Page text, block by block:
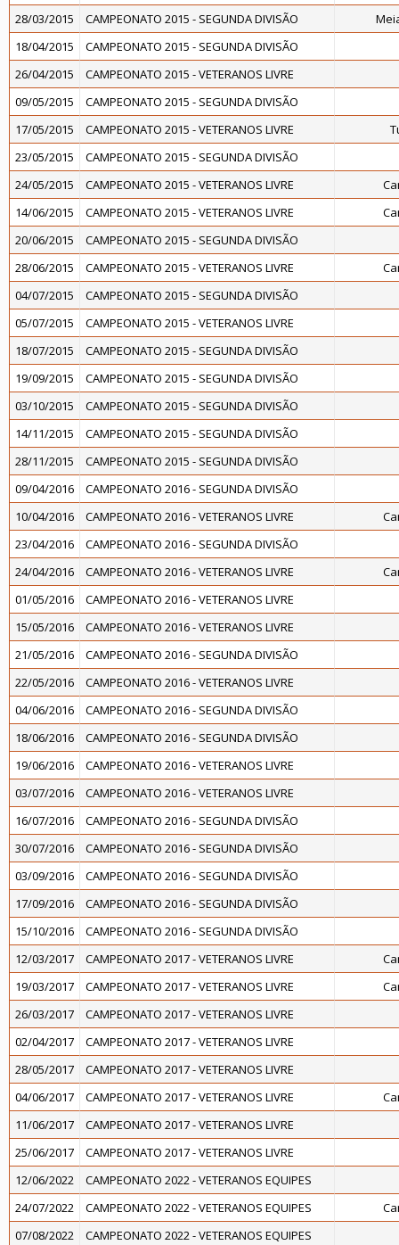
28/03/2015
CAMPEONATO 2015 - SEGUNDA DIVISÃO
18/04/2015
CAMPEONATO 2015 - SEGUNDA DIVISÃO
26/04/2015
CAMPEONATO 2015 - VETERANOS LIVRE
09/05/2015
CAMPEONATO 2015 - SEGUNDA DIVISÃO
17/05/2015
CAMPEONATO 2015 - VETERANOS LIVRE
23/05/2015
CAMPEONATO 2015 - SEGUNDA DIVISÃO
24/05/2015
CAMPEONATO 2015 - VETERANOS LIVRE
14/06/2015
CAMPEONATO 2015 - VETERANOS LIVRE
20/06/2015
CAMPEONATO 2015 - SEGUNDA DIVISÃO
28/06/2015
CAMPEONATO 2015 - VETERANOS LIVRE
04/07/2015
CAMPEONATO 2015 - SEGUNDA DIVISÃO
05/07/2015
CAMPEONATO 2015 - VETERANOS LIVRE
18/07/2015
CAMPEONATO 2015 - SEGUNDA DIVISÃO
19/09/2015
CAMPEONATO 2015 - SEGUNDA DIVISÃO
03/10/2015
CAMPEONATO 2015 - SEGUNDA DIVISÃO
14/11/2015
CAMPEONATO 2015 - SEGUNDA DIVISÃO
28/11/2015
CAMPEONATO 2015 - SEGUNDA DIVISÃO
09/04/2016
CAMPEONATO 2016 - SEGUNDA DIVISÃO
10/04/2016
CAMPEONATO 2016 - VETERANOS LIVRE
23/04/2016
CAMPEONATO 2016 - SEGUNDA DIVISÃO
24/04/2016
CAMPEONATO 2016 - VETERANOS LIVRE
01/05/2016
CAMPEONATO 2016 - VETERANOS LIVRE
15/05/2016
CAMPEONATO 2016 - VETERANOS LIVRE
21/05/2016
CAMPEONATO 2016 - SEGUNDA DIVISÃO
22/05/2016
CAMPEONATO 2016 - VETERANOS LIVRE
04/06/2016
CAMPEONATO 2016 - SEGUNDA DIVISÃO
18/06/2016
CAMPEONATO 2016 - SEGUNDA DIVISÃO
19/06/2016
CAMPEONATO 2016 - VETERANOS LIVRE
03/07/2016
CAMPEONATO 2016 - VETERANOS LIVRE
16/07/2016
CAMPEONATO 2016 - SEGUNDA DIVISÃO
30/07/2016
CAMPEONATO 2016 - SEGUNDA DIVISÃO
03/09/2016
CAMPEONATO 2016 - SEGUNDA DIVISÃO
17/09/2016
CAMPEONATO 2016 - SEGUNDA DIVISÃO
15/10/2016
CAMPEONATO 2016 - SEGUNDA DIVISÃO
12/03/2017
CAMPEONATO 2017 - VETERANOS LIVRE
19/03/2017
CAMPEONATO 2017 - VETERANOS LIVRE
26/03/2017
CAMPEONATO 2017 - VETERANOS LIVRE
02/04/2017
CAMPEONATO 2017 - VETERANOS LIVRE
28/05/2017
CAMPEONATO 2017 - VETERANOS LIVRE
04/06/2017
CAMPEONATO 2017 - VETERANOS LIVRE
11/06/2017
CAMPEONATO 2017 - VETERANOS LIVRE
25/06/2017
CAMPEONATO 2017 - VETERANOS LIVRE
12/06/2022
CAMPEONATO 2022 - VETERANOS EQUIPES
24/07/2022
CAMPEONATO 2022 - VETERANOS EQUIPES
07/08/2022
CAMPEONATO 2022 - VETERANOS EQUIPES